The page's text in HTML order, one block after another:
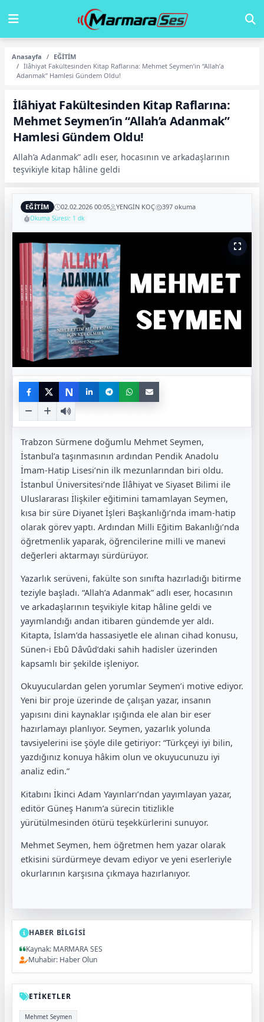
Anasayfa
EĞİTİM
İlâhiyat Fakültesinden Kitap Raflarına: Mehmet Seymen’in “Allah’a
Adanmak” Hamlesi Gündem Oldu!
İlâhiyat Fakültesinden Kitap Raflarına:
Mehmet Seymen’in “Allah’a Adanmak”
Hamlesi Gündem Oldu!
Allah’a Adanmak” adlı eser, hocasının ve arkadaşlarının
teşvikiyle kitap hâline geldi
EĞİTİM 02.02.2026 00:05 YENGİN KOÇ 397 okuma
Okuma Süresi: 1 dk
N
Trabzon Sürmene doğumlu Mehmet Seymen,
İstanbul’a taşınmasının ardından Pendik Anadolu
İmam-Hatip Lisesi’nin ilk mezunlarından biri oldu.
İstanbul Üniversitesi’nde İlâhiyat ve Siyaset Bilimi ile
Uluslararası İlişkiler eğitimini tamamlayan Seymen,
kısa bir süre Diyanet İşleri Başkanlığı’nda imam-hatip
olarak görev yaptı. Ardından Milli Eğitim Bakanlığı’nda
öğretmenlik yaparak, öğrencilerine milli ve manevi
değerleri aktarmayı sürdürüyor.
Yazarlık serüveni, fakülte son sınıfta hazırladığı bitirme
teziyle başladı. “Allah’a Adanmak” adlı eser, hocasının
ve arkadaşlarının teşvikiyle kitap hâline geldi ve
yayımlandığı andan itibaren gündemde yer aldı.
Kitapta, İslam’da hassasiyetle ele alınan cihad konusu,
Sünen-i Ebû Dâvûd’daki sahih hadisler üzerinden
kapsamlı bir şekilde işleniyor.
Okuyuculardan gelen yorumlar Seymen’i motive ediyor.
Yeni bir proje üzerinde de çalışan yazar, insanın
yapısını dini kaynaklar ışığında ele alan bir eser
hazırlamayı planlıyor. Seymen, yazarlık yolunda
tavsiyelerini ise şöyle dile getiriyor: “Türkçeyi iyi bilin,
yazdığınız konuya hâkim olun ve okuyucunuzu iyi
analiz edin.”
Kitabını İkinci Adam Yayınları’ndan yayımlayan yazar,
editör Güneş Hanım’a sürecin titizlikle
yürütülmesinden ötürü teşekkürlerini sunuyor.
Mehmet Seymen, hem öğretmen hem yazar olarak
etkisini sürdürmeye devam ediyor ve yeni eserleriyle
okurlarının karşısına çıkmaya hazırlanıyor.
HABER BİLGİSİ
Kaynak: MARMARA SES
Muhabir: Haber Olun
ETİKETLER
Mehmet Seymen